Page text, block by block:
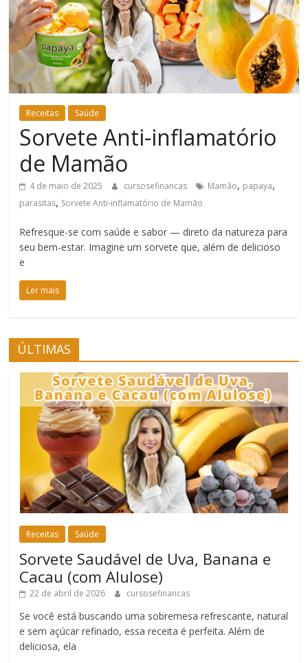
Estar
Receitas Saúde
Sorvete Anti-inflamatório
de Mamão
4 de maio de 2025 cursosefinancas Mamão, papaya,
parasitas, Sorvete Anti-inflamatório de Mamão
Refresque-se com saúde e sabor — direto da natureza para
seu bem-estar. Imagine um sorvete que, além de delicioso
e
Ler mais
ÚLTIMAS
Receitas Saúde
Sorvete Saudável de Uva, Banana e
Cacau (com Alulose)
22 de abril de 2026 cursosefinancas
Se você está buscando uma sobremesa refrescante, natural
e sem açúcar refinado, essa receita é perfeita. Além de
deliciosa, ela